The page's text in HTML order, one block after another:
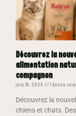
Découvrez la
alimentation
compagnon
juin 18, 2026 Aucun
Découvrez la
chiens et chats.